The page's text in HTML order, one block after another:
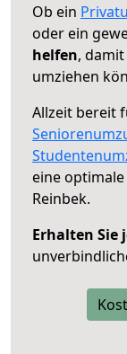
Ob ein
oder ein
helfen,
umziehen
Allzeit bereit
eine optimale
Reinbek.
Erhalten Sie